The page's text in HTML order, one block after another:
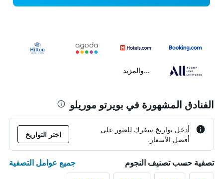
...والمزيد
الفنادق المشهورة في بويرتو موريلو
أدخل تواريخ سفرك للعثور على
أفضل الأسعار.
اختر التواريخ
تصفية حسب تصنيف النجوم جميع عوامل التصفية